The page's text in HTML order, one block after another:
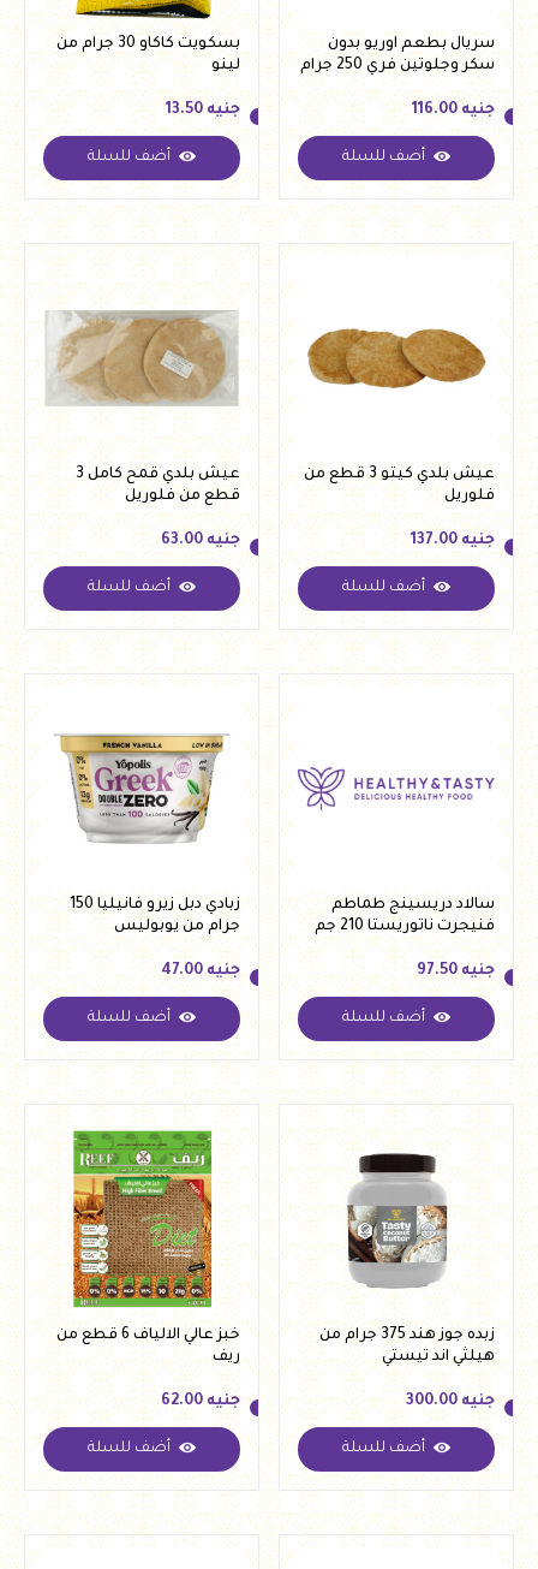
سريال بطعم اوريو بدون
سكر وجلوتين فري 250 جرام
من فيردي
جنيه
جنيه 116.00
أضف للسلة
بسكويت كاكاو 30 جرام من
لينو
جنيه
جنيه 13.50
أضف للسلة
عيش بلدي كيتو 3 قطع من
فلوريل
جنيه
جنيه 137.00
أضف للسلة
عيش بلدي قمح كامل 3
قطع من فلوريل
جنيه
جنيه 63.00
أضف للسلة
سالاد دريسينج طماطم
فنيجرت ناتوريستا 210 جم
جنيه
جنيه 97.50
أضف للسلة
زبادي دبل زيرو فانيليا 150
جرام من يوبوليس
جنيه
جنيه 47.00
أضف للسلة
زبده جوز هند 375 جرام من
هيلثي اند تيستي
جنيه
جنيه 300.00
أضف للسلة
خبز عالي الالياف 6 قطع من
ريف
جنيه
جنيه 62.00
أضف للسلة